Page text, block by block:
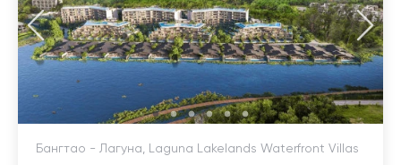
Бангтао - Лагуна, Laguna Lakelands Waterfront Villas